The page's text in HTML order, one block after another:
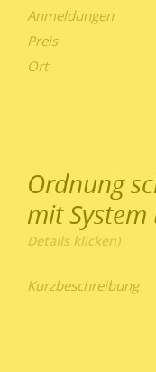
Anmeldungen
Preis
Ort
Ordnung
mit
Kurzbeschreibung